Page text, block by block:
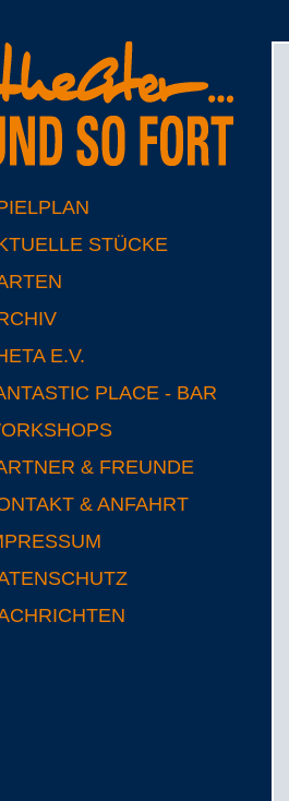
STÜCKE
E.V.
PLACE - BAR
& FREUNDE
& ANFAHRT